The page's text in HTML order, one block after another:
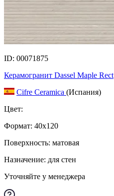
ID: 00071875
Керамогранит Dassel Maple Rect
Cifre Ceramica (Испания)
Цвет:
Формат: 40x120
Поверхность: матовая
Назначение: для стен
Уточняйте у менеджера